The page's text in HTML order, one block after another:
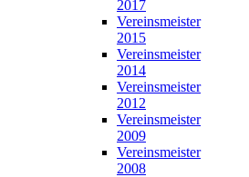
2017
Vereinsmeister
2015
Vereinsmeister
2014
Vereinsmeister
2012
Vereinsmeister
2009
Vereinsmeister
2008